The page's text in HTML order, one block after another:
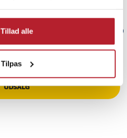
Tillad alle
Tilpas
UDSALG